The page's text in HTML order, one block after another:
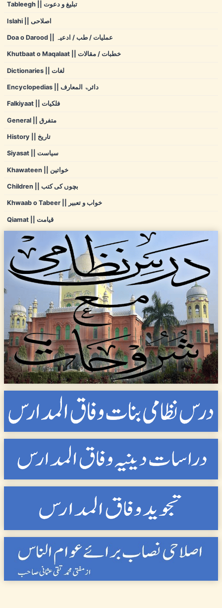
Tableegh || تبلیغ و دعوت
Islahi || اصلاحی
Doa o Darood || عملیات / طب / ادعیہ
Khutbaat o Maqalaat || خطبات / مقالات
Dictionaries || لغات
Encyclopedias || دائرۃ المعارف
Falkiyaat || فلکیات
General || متفرق
History || تاریخ
Siyasat || سیاست
Khawateen || خواتین
Children || بچوں کی کتب
Khwaab o Tabeer || خواب و تعبیر
Qiamat || قیامت